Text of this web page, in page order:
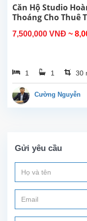
Căn Hộ Studio
Thoáng Cho Thuê
7,500,000 VNĐ ~
1 1 30
Cường Nguyễn
Gửi yêu cầu